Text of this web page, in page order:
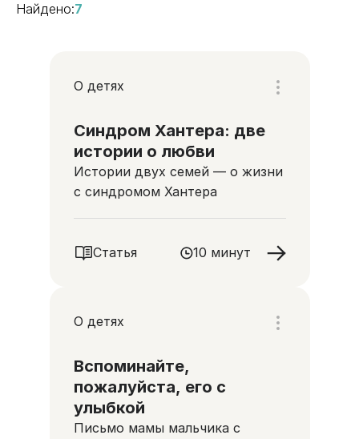
Найдено:7
О детях
Синдром Хантера: две
истории о любви
Истории двух семей — о жизни
с синдромом Хантера
Статья 10 минут
О детях
Вспоминайте,
пожалуйста, его с
улыбкой
Письмо мамы мальчика с